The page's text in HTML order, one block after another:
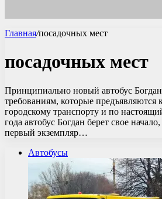
Главная/посадочных мест
посадочных мест
Принципиально новый автобус Богдан
требованиям, которые предъявляются
городскому транспорту и по
года автобус Богдан берет свое
первый экземпляр…
Автобусы